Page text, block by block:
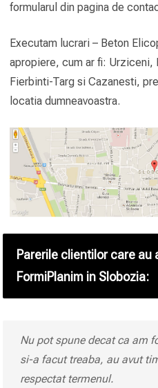
formularul din pagina de
Executam lucrari – Beton
apropiere, cum ar fi: Urziceni,
Fierbinti-Targ si Cazanesti,
locatia dumneavoastra.
Parerile clientilor care au
FormiPlanim in Slobozia:
Nu pot spune decat ca am
si-a facut treaba, au avut
respectat termenul.